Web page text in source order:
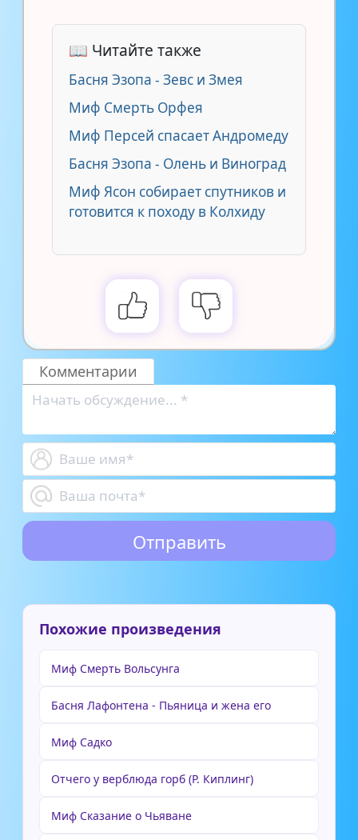
📖 Читайте также
Басня Эзопа - Зевс и Змея
Миф Смерть Орфея
Миф Персей спасает Андромеду
Басня Эзопа - Олень и Виноград
Миф Ясон собирает спутников и
готовится к походу в Колхиду
Комментарии
Похожие произведения
Миф Смерть Вольсунга
Басня Лафонтена - Пьяница и жена его
Миф Садко
Отчего у верблюда горб (Р. Киплинг)
Миф Сказание о Чьяване